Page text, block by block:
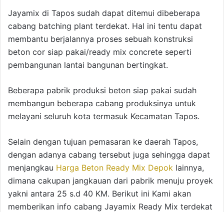
Jayamix di Tapos sudah dapat ditemui dibeberapa
cabang batching plant terdekat. Hal ini tentu dapat
membantu berjalannya proses sebuah konstruksi
beton cor siap pakai/ready mix concrete seperti
pembangunan lantai bangunan bertingkat.
Beberapa pabrik produksi beton siap pakai sudah
membangun beberapa cabang produksinya untuk
melayani seluruh kota termasuk Kecamatan Tapos.
Selain dengan tujuan pemasaran ke daerah Tapos,
dengan adanya cabang tersebut juga sehingga dapat
menjangkau Harga Beton Ready Mix Depok lainnya,
dimana cakupan jangkauan dari pabrik menuju proyek
yakni antara 25 s.d 40 KM. Berikut ini Kami akan
memberikan info cabang Jayamix Ready Mix terdekat